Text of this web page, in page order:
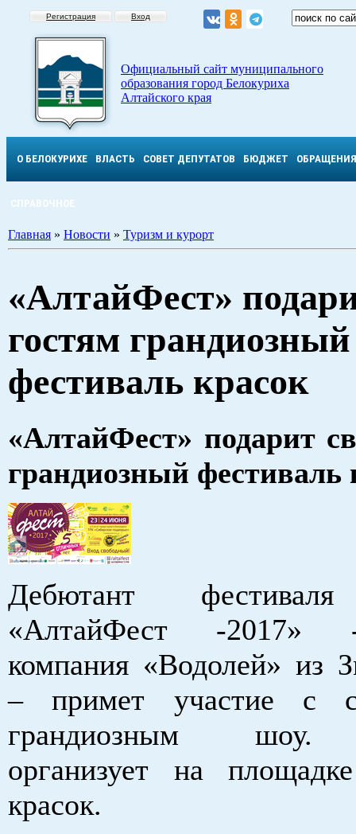
Регистрация Вход
Официальный сайт муниципального
образования город Белокуриха
Алтайского края
О БЕЛОКУРИХЕ ВЛАСТЬ СОВЕТ ДЕПУТАТОВ БЮДЖЕТ ОБРАЩЕНИЯ
СПРАВОЧНОЕ
Главная » Новости » Туризм и курорт
«АлтайФест»
гостям грандиозный
фестиваль красок
«АлтайФест» подарит
грандиозный фестиваль
Дебютант
«АлтайФест -2017»
компания «Водолей» из
– примет участие с
грандиозным шоу.
организует на
красок.